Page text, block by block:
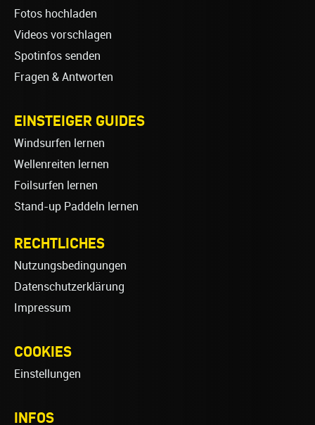
Fotos hochladen
Videos vorschlagen
Spotinfos senden
Fragen & Antworten
EINSTEIGER GUIDES
Windsurfen lernen
Wellenreiten lernen
Foilsurfen lernen
Stand-up Paddeln lernen
RECHTLICHES
Nutzungsbedingungen
Datenschutzerklärung
Impressum
COOKIES
Einstellungen
INFOS